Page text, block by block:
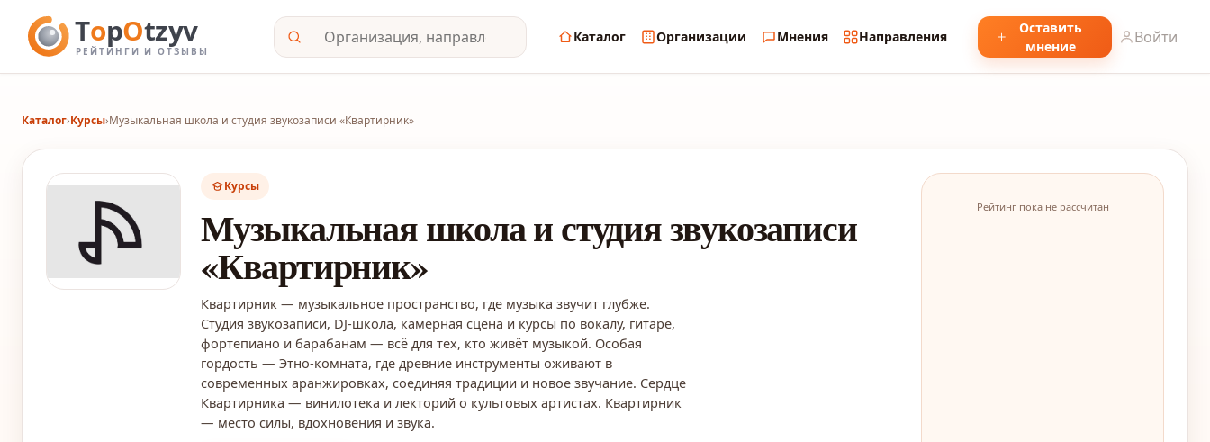
Каталог Организации Мнения Направления
Оставить
мнение
Войти
Каталог›Курсы›Музыкальная школа и студия звукозаписи «Квартирник»
Курсы
Музыкальная школа и студия звукозаписи
«Квартирник»
Квартирник — музыкальное пространство, где музыка звучит глубже.
Студия звукозаписи, DJ-школа, камерная сцена и курсы по вокалу, гитаре,
фортепиано и барабанам — всё для тех, кто живёт музыкой. Особая
гордость — Этно-комната, где древние инструменты оживают в
современных аранжировках, соединяя традиции и новое звучание. Сердце
Квартирника — винилотека и лекторий о культовых артистах. Квартирник
— место силы, вдохновения и звука.
Рейтинг пока не рассчитан